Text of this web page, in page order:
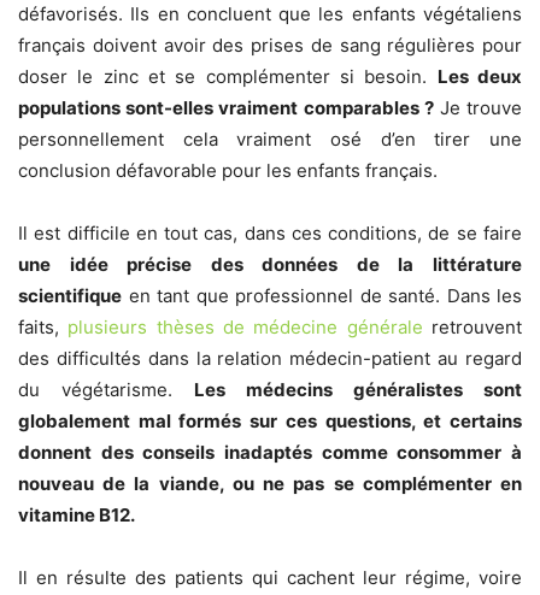
défavorisés. Ils en concluent que les enfants végétaliens
français doivent avoir des prises de sang régulières pour
doser le zinc et se complémenter si besoin. Les deux
populations sont-elles vraiment comparables ?Je trouve
personnellement cela vraiment osé d’en tirer une
conclusion défavorable pour les enfants français.
Il est difficile en tout cas, dans ces conditions, de se faire
une idée précise des données de la littérature
scientifique en tant que professionnel de santé. Dans les
faits, plusieurs thèses de médecine générale retrouvent
des difficultés dans la relation médecin-patient au regard
du végétarisme. Les médecins généralistes sont
globalement mal formés sur ces questions, et certains
donnent des conseils inadaptés comme consommer à
nouveau de la viande, ou ne pas se complémenter en
vitamine B12.
Il en résulte des patients qui cachent leur régime, voire